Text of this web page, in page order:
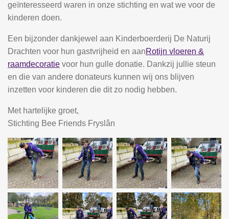
geïnteresseerd waren in onze stichting en wat we voor de
kinderen doen.
Een bijzonder dankjewel aan Kinderboerderij De Naturij
Drachten voor hun gastvrijheid en aanRotijn vloeren &
raamdecoratie voor hun gulle donatie. Dankzij jullie steun
en die van andere donateurs kunnen wij ons blijven
inzetten voor kinderen die dit zo nodig hebben.
Met hartelijke groet,
Stichting Bee Friends Fryslân